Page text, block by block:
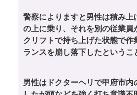
警察によりますと男性は積み上
の上に乗り、それを別の従業員
クリフトで持ち上げた状態で作
ランスを崩し落下したというこ
男性はドクターヘリで甲府市内